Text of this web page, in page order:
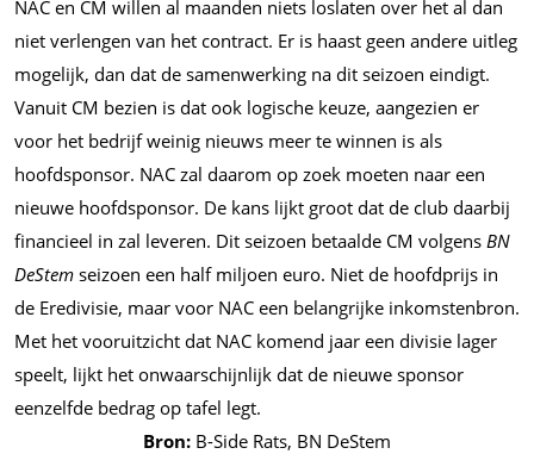
NAC en CM willen al maanden niets loslaten over het al dan
niet verlengen van het contract. Er is haast geen andere uitleg
mogelijk, dan dat de samenwerking na dit seizoen eindigt.
Vanuit CM bezien is dat ook logische keuze, aangezien er
voor het bedrijf weinig nieuws meer te winnen is als
hoofdsponsor. NAC zal daarom op zoek moeten naar een
nieuwe hoofdsponsor. De kans lijkt groot dat de club daarbij
financieel in zal leveren. Dit seizoen betaalde CM volgens BN
DeStem seizoen een half miljoen euro. Niet de hoofdprijs in
de Eredivisie, maar voor NAC een belangrijke inkomstenbron.
Met het vooruitzicht dat NAC komend jaar een divisie lager
speelt, lijkt het onwaarschijnlijk dat de nieuwe sponsor
eenzelfde bedrag op tafel legt.
Bron: B-Side Rats, BN DeStem